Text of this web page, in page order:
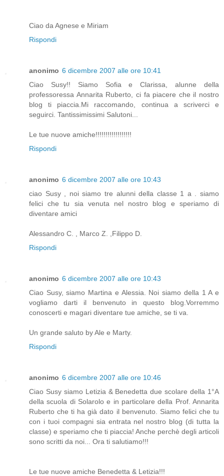
Ciao da Agnese e Miriam
Rispondi
anonimo 6 dicembre 2007 alle ore 10:41
Ciao Susy!! Siamo Sofia e Clarissa, alunne della
professoressa Annarita Ruberto, ci fa piacere che il nostro
blog ti piaccia.Mi raccomando, continua a scriverci e
seguirci. Tantissimissimi Salutoni...
Le tue nuove amiche!!!!!!!!!!!!!!!!!!
Rispondi
anonimo 6 dicembre 2007 alle ore 10:43
ciao Susy , noi siamo tre alunni della classe 1 a . siamo
felici che tu sia venuta nel nostro blog e speriamo di
diventare amici
Alessandro C. , Marco Z. ,Filippo D.
Rispondi
anonimo 6 dicembre 2007 alle ore 10:43
Ciao Susy, siamo Martina e Alessia. Noi siamo della 1 A e
vogliamo darti il benvenuto in questo blog.Vorremmo
conoscerti e magari diventare tue amiche, se ti va.
Un grande saluto by Ale e Marty.
Rispondi
anonimo 6 dicembre 2007 alle ore 10:46
Ciao Susy siamo Letizia & Benedetta due scolare della 1°A
della scuola di Solarolo e in particolare della Prof. Annarita
Ruberto che ti ha già dato il benvenuto. Siamo felici che tu
con i tuoi compagni sia entrata nel nostro blog (di tutta la
classe) e speriamo che ti piaccia! Anche perchè degli articoli
sono scritti da noi... Ora ti salutiamo!!!
Le tue nuove amiche Benedetta & Letizia!!!